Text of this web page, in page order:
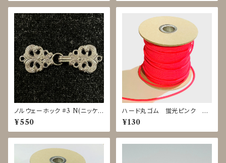
ノルウェーホック #3 N(ニッケル
バレル)
¥550
ハード丸ゴム 蛍光ピンク ｍ
単位で切り売り
¥130